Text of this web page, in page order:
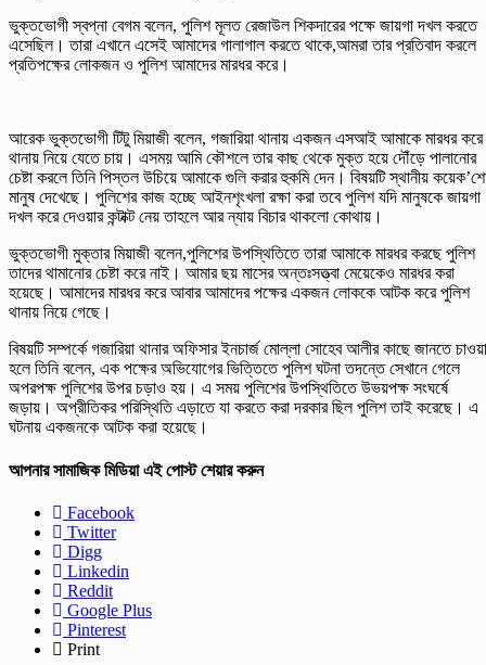
ভুক্তভোগী স্বপ্না বেগম বলেন, পুলিশ মূলত রেজাউল শিকদারের পক্ষে জায়গা দখল করতে
এসেছিল। তারা এখানে এসেই আমাদের গালাগাল করতে থাকে,আমরা তার প্রতিবাদ করলে
প্রতিপক্ষের লোকজন ও পুলিশ আমাদের মারধর করে।
আরেক ভুক্তভোগী টিটু মিয়াজী বলেন, গজারিয়া থানায় একজন এসআই আমাকে মারধর করে
থানায় নিয়ে যেতে চায়। এসময় আমি কৌশলে তার কাছ থেকে মুক্ত হয়ে দৌঁড়ে পালানোর
চেষ্টা করলে তিনি পিস্তল উচিয়ে আমাকে গুলি করার হুকমি দেন। বিষয়টি স্থানীয়
মানুষ দেখেছে। পুলিশের কাজ হচ্ছে আইনশৃংখলা রক্ষা করা তবে পুলিশ যদি মানুষকে জায়গা
দখল করে দেওয়ার কন্টাক্ট নেয় তাহলে আর ন্যায় বিচার থাকলো কোথায়।
ভুক্তভোগী মুক্তার মিয়াজী বলেন,পুলিশের উপস্থিতিতে তারা আমাকে মারধর করছে পুলিশ
তাদের থামানোর চেষ্টা করে নাই। আমার ছয় মাসের অন্তঃসত্ত্বা মেয়েকেও মারধর করা
হয়েছে। আমাদের মারধর করে আবার আমাদের পক্ষের একজন লোককে আটক করে পুলিশ
থানায় নিয়ে গেছে।
বিষয়টি সম্পর্কে গজারিয়া থানার অফিসার ইনচার্জ মোল্লা সোহেব আলীর কাছে জানতে চাওয়া
হলে তিনি বলেন, এক পক্ষের অভিযোগের ভিত্তিতে পুলিশ ঘটনা তদন্তে সেখানে গেলে
অপরপক্ষ পুলিশের উপর চড়াও হয়। এ সময় পুলিশের উপস্থিতিতে উভয়পক্ষ সংঘর্ষে
জড়ায়। অপ্রীতিকর পরিস্থিতি এড়াতে যা করতে করা দরকার ছিল পুলিশ তাই করেছে। এ
ঘটনায় একজনকে আটক করা হয়েছে।
আপনার সামাজিক মিডিয়া এই পোস্ট শেয়ার করুন
Facebook
Twitter
Digg
Linkedin
Reddit
Google Plus
Pinterest
Print